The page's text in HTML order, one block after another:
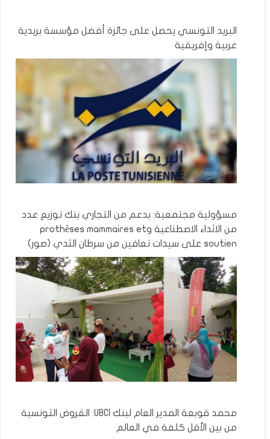
البريد التونسي يحصل على جائزة أفضل مؤسسة بريدية
عربية وإفريقية
مسؤولية مجتمعية: بدعم من التجاري بنك توزيع عدد
من الاثداء الاصطناعية وprothèses mammaires et
soutien على سيدات تعافين من سرطان الثدي (صور)
محمد قوبعة المدير العام لبنك UBCI: القروض التونسية
من بين الأقل كلفة في العالم